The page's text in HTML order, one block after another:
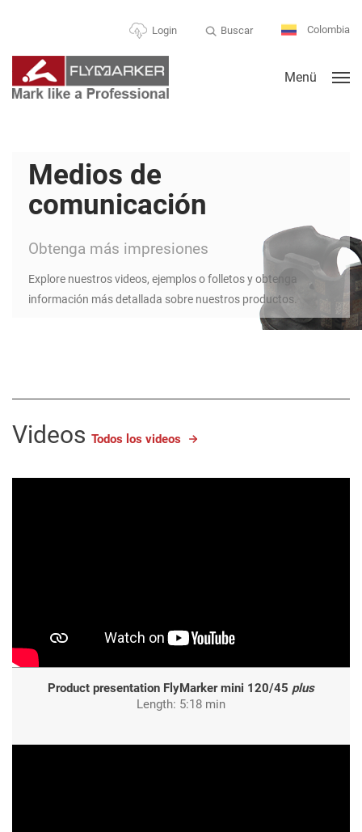
Login Buscar Colombia
Menü
Medios de
comunicación
Obtenga más impresiones
Explore nuestros videos, ejemplos o folletos y obtenga
información más detallada sobre nuestros productos.
Videos Todos los videos
Product presentation FlyMarker mini 120/45 plus
Length: 5:18 min